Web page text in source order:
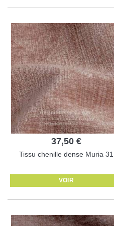
37,50 €
Tissu chenille dense Muria 31
VOIR